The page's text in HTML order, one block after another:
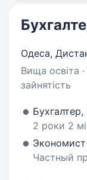
Одеса,
Вища освіта
зайнятість
Бухгалтер,
2 роки 2
Частный